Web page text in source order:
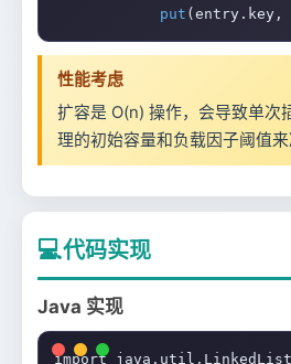
put (entry.key,
性能考虑
扩容是 O(n) 操作，会导致单次
理的初始容量和负载因子阈值来
💻代码实现
Java 实现
import